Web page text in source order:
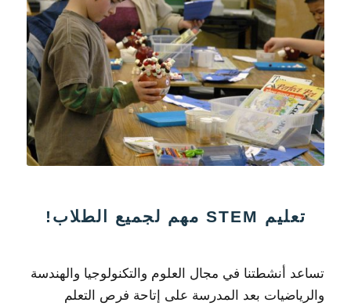
تعليم STEM مهم لجميع الطلاب!
تساعد أنشطتنا في مجال العلوم والتكنولوجيا والهندسة
والرياضيات بعد المدرسة على إتاحة فرص التعلم